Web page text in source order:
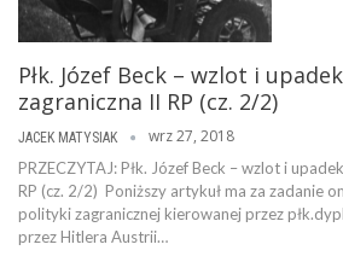
Płk. Józef Beck – wzlot i
zagraniczna II RP (cz. 2/2)
JACEK MATYSIAK wrz 27, 2018
PRZECZYTAJ: Płk. Józef Beck – wzlot i
RP (cz. 2/2) Poniższy artykuł ma za zadanie
polityki zagranicznej kierowanej przez
przez Hitlera Austrii…